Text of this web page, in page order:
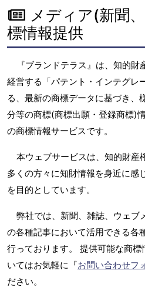
メディア(新聞
標情報提供
『ブランドテラス』は、知的
経営する「パテント・インテグレ
る、最新の商標データに基づき、
分等の商標(商標出願・登録商標)
の商標情報サービスです。
本ウェブサービスは、知的財産
多くの方々に知財情報を身近に感
を目的としています。
弊社では、新聞、雑誌、ウェブ
の各種記事において活用できる各
行っております。 提供可能な商
いてはお気軽に『お問い合わせフ
ださい。